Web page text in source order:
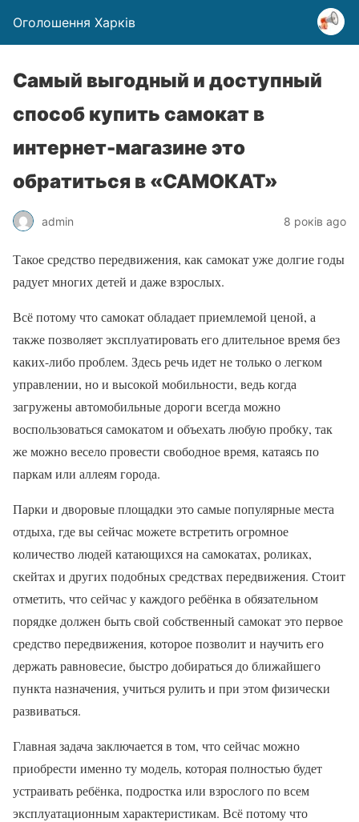
Оголошення Харків
Самый выгодный и доступный
способ купить самокат в
интернет-магазине это
обратиться в «САМОКАТ»
admin 8 років ago
Такое средство передвижения, как самокат уже долгие годы
радует многих детей и даже взрослых.
Всё потому что самокат обладает приемлемой ценой, а
также позволяет эксплуатировать его длительное время без
каких-либо проблем. Здесь речь идет не только о легком
управлении, но и высокой мобильности, ведь когда
загружены автомобильные дороги всегда можно
воспользоваться самокатом и объехать любую пробку, так
же можно весело провести свободное время, катаясь по
паркам или аллеям города.
Парки и дворовые площадки это самые популярные места
отдыха, где вы сейчас можете встретить огромное
количество людей катающихся на самокатах, роликах,
скейтах и других подобных средствах передвижения. Стоит
отметить, что сейчас у каждого ребёнка в обязательном
порядке должен быть свой собственный самокат это первое
средство передвижения, которое позволит и научить его
держать равновесие, быстро добираться до ближайшего
пункта назначения, учиться рулить и при этом физически
развиваться.
Главная задача заключается в том, что сейчас можно
приобрести именно ту модель, которая полностью будет
устраивать ребёнка, подростка или взрослого по всем
эксплуатационным характеристикам. Всё потому что